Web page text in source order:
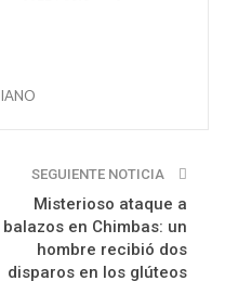
SEGUIENTE NOTICIA
Misterioso ataque a
balazos en Chimbas: un
hombre recibió dos
disparos en los glúteos